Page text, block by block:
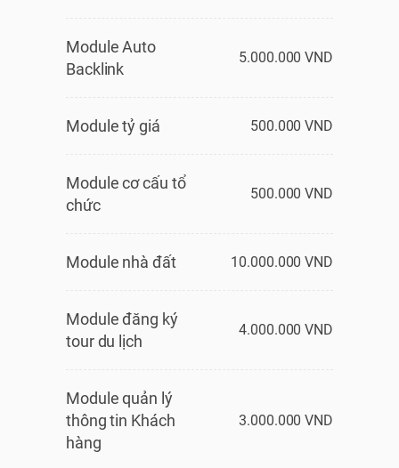
Module Auto
Backlink
5.000.000 VND
Module tỷ giá 500.000 VND
Module cơ cấu tổ
chức
500.000 VND
Module nhà đất 10.000.000 VND
Module đăng ký
tour du lịch
4.000.000 VND
Module quản lý
thông tin Khách
hàng
3.000.000 VND